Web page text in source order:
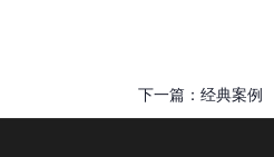
下一篇： 经典案例